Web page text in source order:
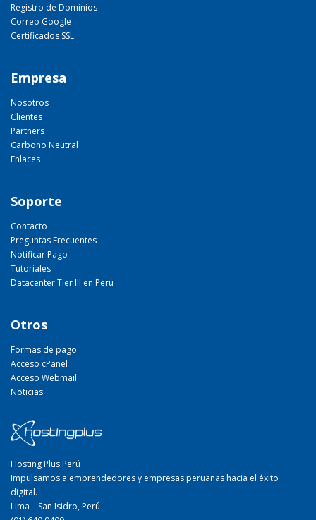
Registro de Dominios
Correo Google
Certificados SSL
Empresa
Nosotros
Clientes
Partners
Carbono Neutral
Enlaces
Soporte
Contacto
Preguntas Frecuentes
Notificar Pago
Tutoriales
Datacenter Tier III en Perú
Otros
Formas de pago
Acceso cPanel
Acceso Webmail
Noticias
Hosting Plus Perú
Impulsamos a emprendedores y empresas peruanas hacia el éxito
digital.
Lima – San Isidro, Perú